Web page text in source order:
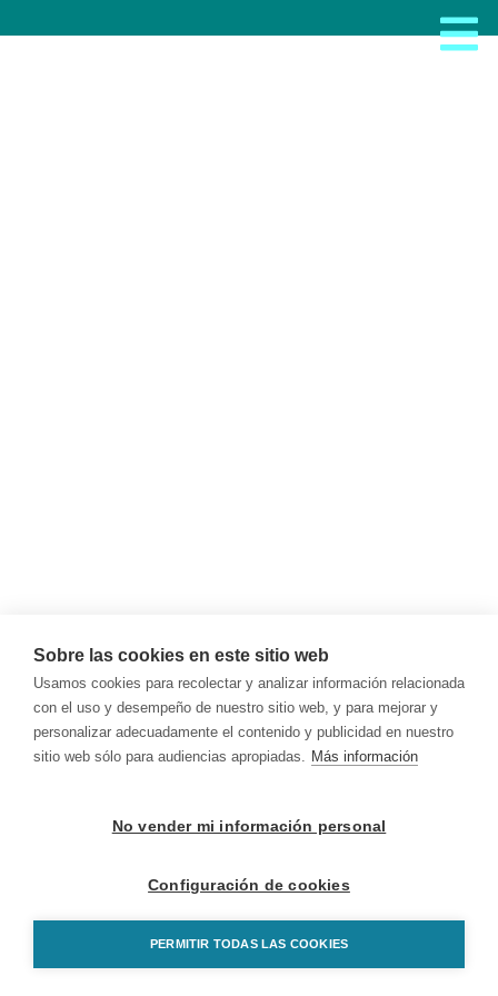
Sobre las cookies en este sitio web
Usamos cookies para recolectar y analizar información relacionada
con el uso y desempeño de nuestro sitio web, y para mejorar y
personalizar adecuadamente el contenido y publicidad en nuestro
sitio web sólo para audiencias apropiadas. Más información
No vender mi información personal
Configuración de cookies
PERMITIR TODAS LAS COOKIES